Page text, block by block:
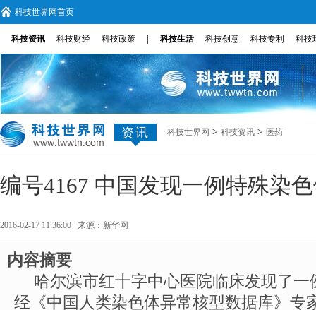
科技世界网首页
科技资讯 科技财经 科技政策 科技生活 科技创意 科技专利 科技
资讯 科技世界网 > 科技资讯 > 医药
编号4167 中国发现一例特殊染
2016-02-17 11:36:00 来源： 新华网
内容摘要
哈尔滨市红十字中心医院临床发现了
经《中国人类染色体异常核型数据库》专